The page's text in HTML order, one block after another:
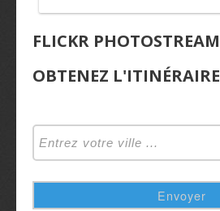
FLICKR PHOTOSTREAM
OBTENEZ L'ITINÉRAIRE